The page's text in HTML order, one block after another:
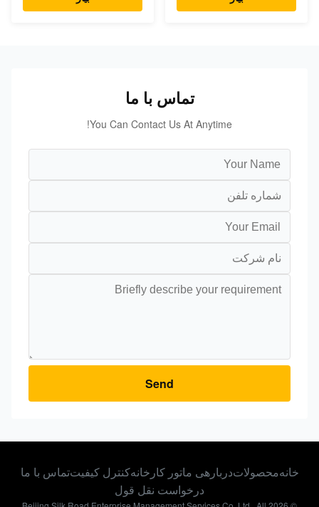
تماس با ما
You Can Contact Us At Anytime!
Send
محصولاتدربارهی ماتور کارخانه کنترل کیفیتتماس با ما
درخواست نقل قول